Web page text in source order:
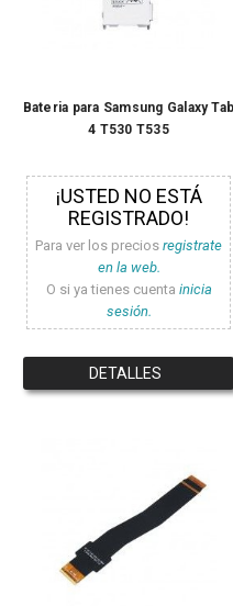
Bateria para Samsung Galaxy Tab
4 T530 T535
¡USTED NO ESTÁ
REGISTRADO!
Para ver los precios registrate
en la web.
O si ya tienes cuenta inicia
sesión.
DETALLES